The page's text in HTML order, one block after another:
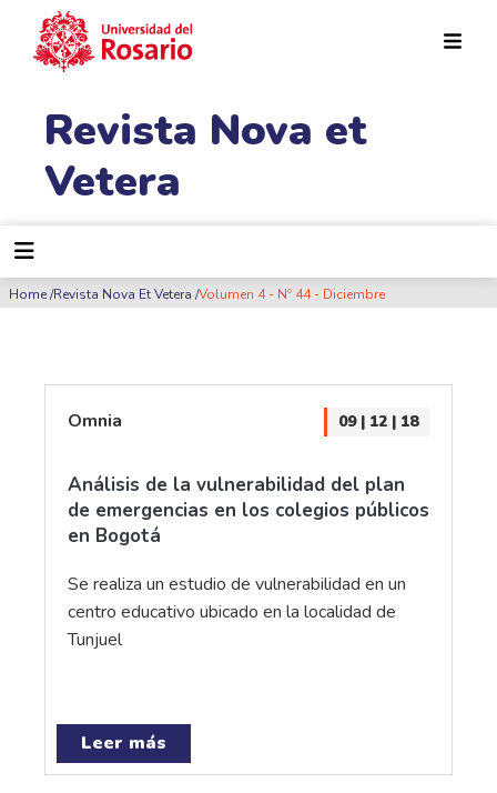
Revista Nova et
Vetera
Ruta de navegación
Home Revista Nova Et Vetera Volumen 4 - Nº 44 - Diciembre
Omnia 09 | 12 | 18
Análisis de la vulnerabilidad del plan
de emergencias en los colegios públicos
en Bogotá
Se realiza un estudio de vulnerabilidad en un
centro educativo ubicado en la localidad de
Tunjuel
Leer más